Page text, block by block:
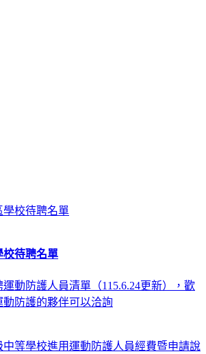
校待聘名單
動防護人員清單（115.6.24更新），歡
防護的夥伴可以洽詢